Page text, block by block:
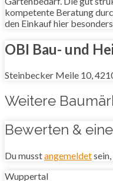
kompetente Beratung
den Einkauf hier
OBI Bau- und
Steinbecker Meile 10,
Weitere
Bewerten &
Du musstangemeldet
Wuppertal